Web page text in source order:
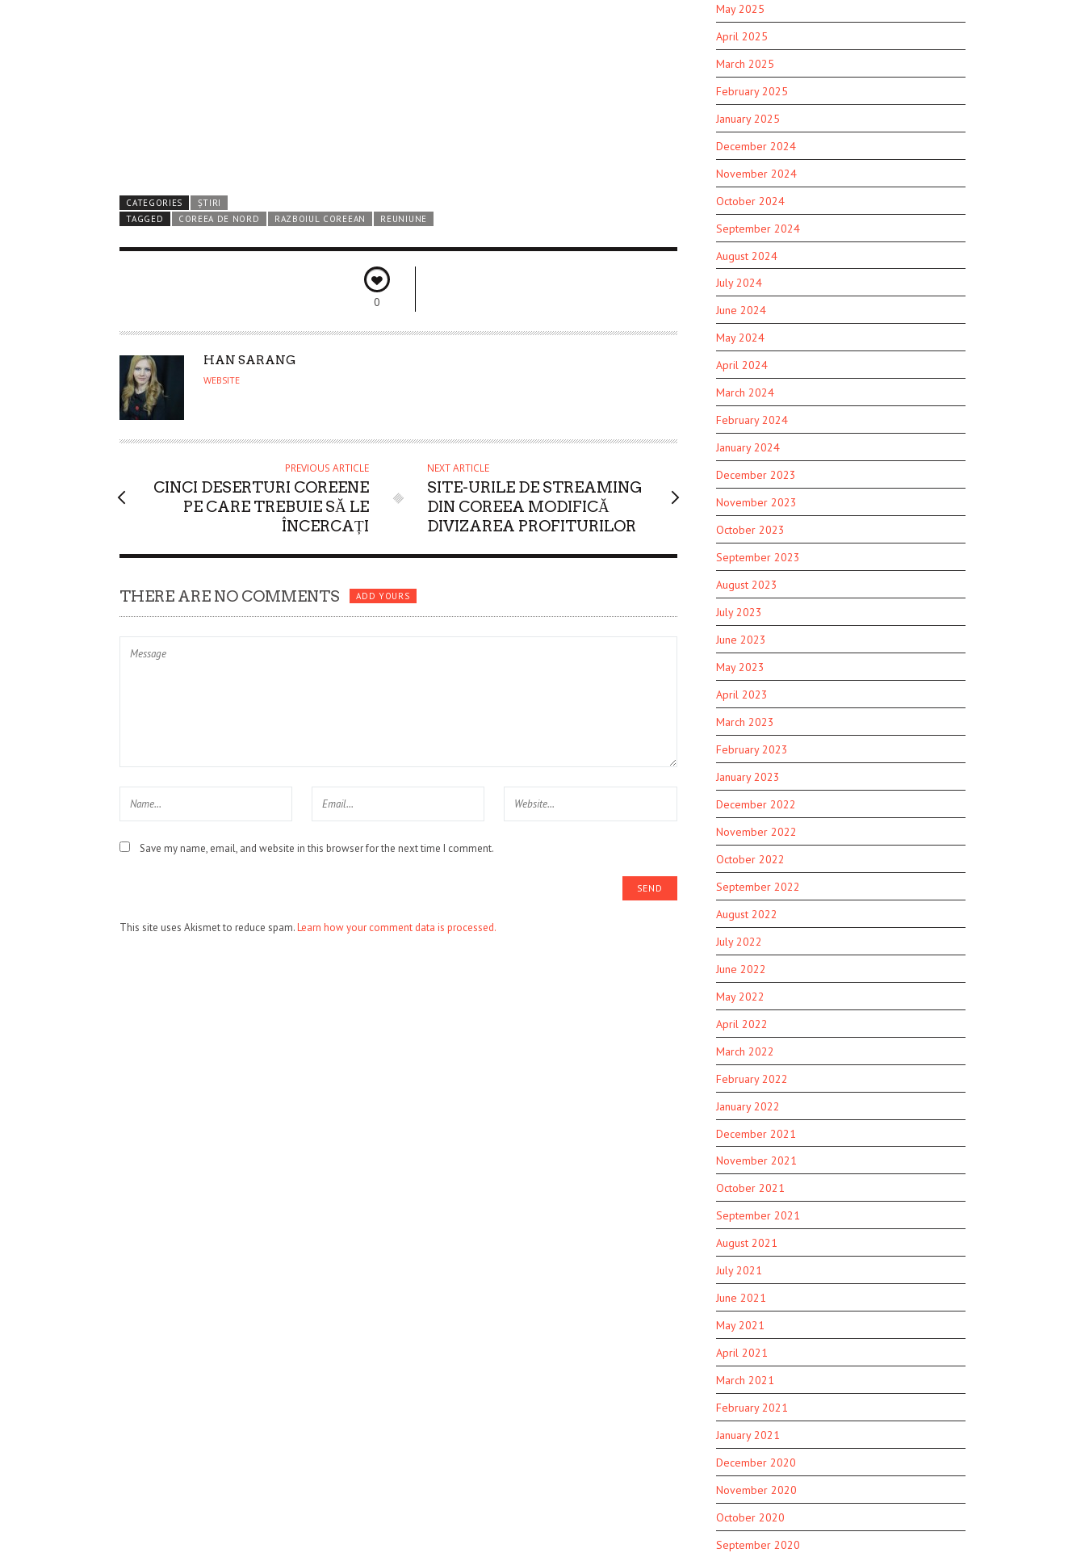
CATEGORIES
ȘTIRI
TAGGED
COREEA DE NORD RAZBOIUL COREEAN REUNIUNE
0
A
U
O
HAN SARANG
WEBSITE
PREVIOUS ARTICLE
CINCI DESERTURI COREENE
PE CARE TREBUIE SĂ LE
ÎNCERCAȚI
NEXT ARTICLE
SITE-URILE DE STREAMING
DIN COREEA MODIFICĂ
DIVIZAREA PROFITURILOR
THERE ARE NO COMMENTS ADD YOURS
Save my name, email, and website in this browser for the next time I comment.
This site uses Akismet to reduce spam.Learn how your comment data is processed.
May 2025
April 2025
March 2025
February 2025
January 2025
December 2024
November 2024
October 2024
September 2024
August 2024
July 2024
June 2024
May 2024
April 2024
March 2024
February 2024
January 2024
December 2023
November 2023
October 2023
September 2023
August 2023
July 2023
June 2023
May 2023
April 2023
March 2023
February 2023
January 2023
December 2022
November 2022
October 2022
September 2022
August 2022
July 2022
June 2022
May 2022
April 2022
March 2022
February 2022
January 2022
December 2021
November 2021
October 2021
September 2021
August 2021
July 2021
June 2021
May 2021
April 2021
March 2021
February 2021
January 2021
December 2020
November 2020
October 2020
September 2020